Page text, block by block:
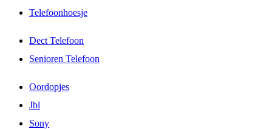
Telefoonhoesje
Dect Telefoon
Senioren Telefoon
Oordopjes
Jbl
Sony